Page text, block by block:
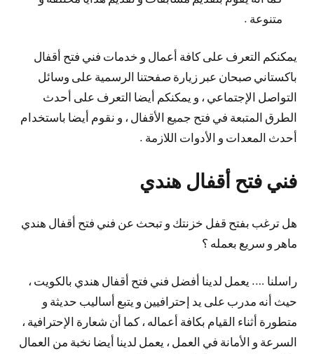
متنوعة .
يمكنكم التعرف على كافة أعمال و خدمات فني فتح أقفال
باكستاني صبحان عبر زيارة صفحتنا الرسمية على وسائل
التواصل الإجتماعي ، و يمكنكم أيضا التعرف على أحدث
الطرق المتبعة في فتح جميع الأقفال ، و نقوم أيضا باستخدام
أحدث المعدات و الأدوات اللازمة .
فني فتح أقفال هندي
هل ترغب بفتح قفل خزنتك و تبحث عن فني فتح أقفال هندي
ماهر و سريع بعمله ؟
راسلنا …. يعمل لدينا أفضل فني فتح أقفال هندي بالكويت ،
حيث أنه مدرب على يد إحترافيين و يتبع أساليب حديثة و
متطورة أثناء القيام بكافة أعماله ، كما أن شعارة الإحترافية ،
السرعة و الأمانة في العمل ، يعمل لدينا أيضا نخبة من العمال